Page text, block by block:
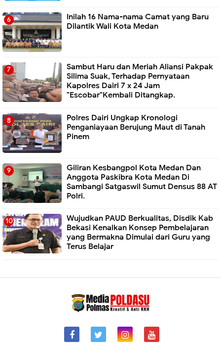
Inilah 16 Nama-nama Camat yang Baru
Dilantik Wali Kota Medan
Sambut Haru dan Meriah Aliansi Pakpak
Silima Suak, Terhadap Pernyataan
Kapolres Dairi 7 x 24 Jam
"Escobar"Kembali Ditangkap.
Polres Dairi Ungkap Kronologi
Penganiayaan Berujung Maut di Tanah
Pinem
Giliran Kesbangpol Kota Medan Dan
Anggota Paskibra Kota Medan Di
Sambangi Satgaswil Sumut Densus 88 AT
Polri.
Wujudkan PAUD Berkualitas, Disdik Kab
Bekasi Kenalkan Konsep Pembelajaran
yang Bermakna Dimulai dari Guru yang
Terus Belajar